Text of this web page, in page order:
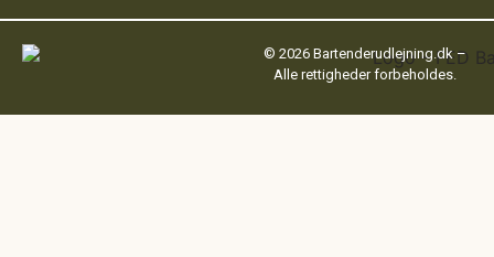
© 2026 Bartenderudlejning.dk –
Alle rettigheder forbeholdes.